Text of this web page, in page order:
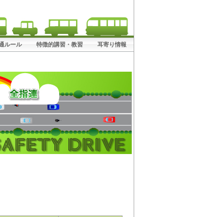
ルール 特徴的講習・教習 耳寄り情報